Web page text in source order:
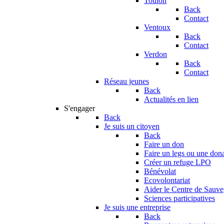
Back
Contact
Ventoux
Back
Contact
Verdon
Back
Contact
Réseau jeunes
Back
Actualités en lien
S'engager
Back
Je suis un citoyen
Back
Faire un don
Faire un legs ou une
Créer un refuge LPO
Bénévolat
Ecovolontariat
Aider le Centre de
Sciences participatives
Je suis une entreprise
Back